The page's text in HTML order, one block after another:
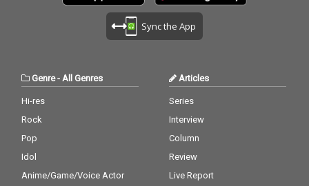
Sync the App
Genre- All Genres
Hi-res
Rock
Pop
Idol
Anime/Game/Voice Actor
Articles
Series
Interview
Column
Review
Live Report